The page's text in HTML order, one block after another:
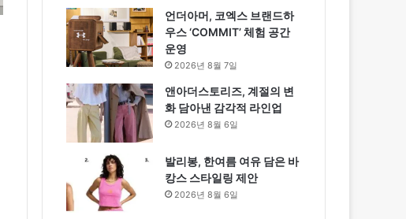
언더아머, 코엑스 브랜드하
우스 ‘COMMIT’ 체험 공간
운영
2026년 8월 7일
앤아더스토리즈, 계절의 변
화 담아낸 감각적 라인업
2026년 8월 6일
발리봉, 한여름 여유 담은 바
캉스 스타일링 제안
2026년 8월 6일